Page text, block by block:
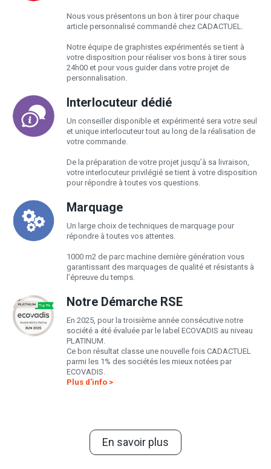
Nous vous présentons un bon à tirer pour chaque
article personnalisé commandé chez CADACTUEL.
Notre équipe de graphistes expérimentés se tient à
votre disposition pour réaliser vos bons à tirer sous
24h00 et pour vous guider dans votre projet de
personnalisation.
Interlocuteur dédié
Un conseiller disponible et expérimenté sera votre seul
et unique interlocuteur tout au long de la réalisation de
votre commande.
De la préparation de votre projet jusqu’à sa livraison,
votre interlocuteur privilégié se tient à votre disposition
pour répondre à toutes vos questions.
Marquage
Un large choix de techniques de marquage pour
répondre à toutes vos attentes.
1000 m2 de parc machine dernière génération vous
garantissant des marquages de qualité et résistants à
l’épreuve du temps.
Notre Démarche RSE
En 2025, pour la troisième année consécutive notre
société a été évaluée par le label ECOVADIS au niveau
PLATINUM.
Ce bon résultat classe une nouvelle fois CADACTUEL
parmi les 1% des sociétés les mieux notées par
ECOVADIS.
Plus d'info >
En savoir plus